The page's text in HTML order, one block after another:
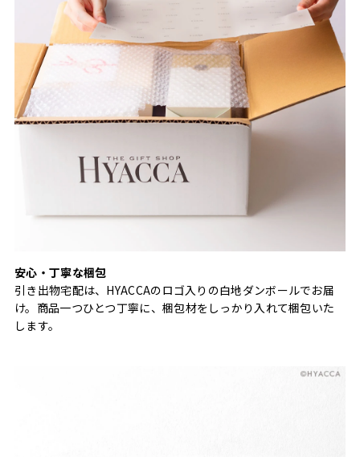
安心・丁寧な梱包
引き出物宅配は、HYACCAのロゴ入りの白地ダンボールでお届
け。商品一つひとつ丁寧に、梱包材をしっかり入れて梱包いた
します。